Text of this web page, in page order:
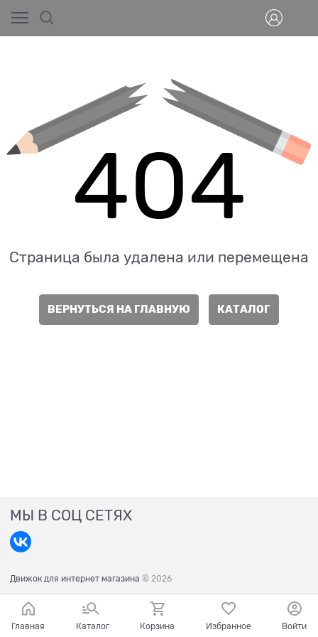
404
Страница была удалена или перемещена
ВЕРНУТЬСЯ НА ГЛАВНУЮ КАТАЛОГ
МЫ В СОЦ СЕТЯХ
Движок для интернет магазина © 2026
Главная Каталог Корзина Избранное Войти